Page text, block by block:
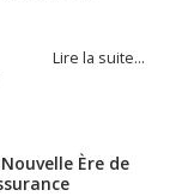
Lire la suite…
Ère de